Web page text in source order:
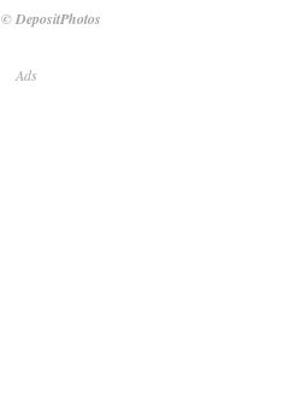
© DepositPhotos
Ads